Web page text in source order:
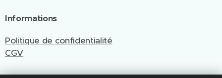
Informations
Politique de confidentialité
CGV